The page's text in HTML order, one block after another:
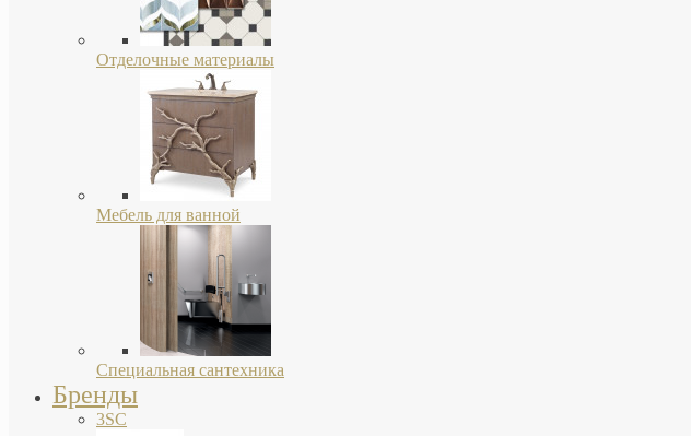
Отделочные материалы
Мебель для ванной
Специальная сантехника
Бренды
3SC